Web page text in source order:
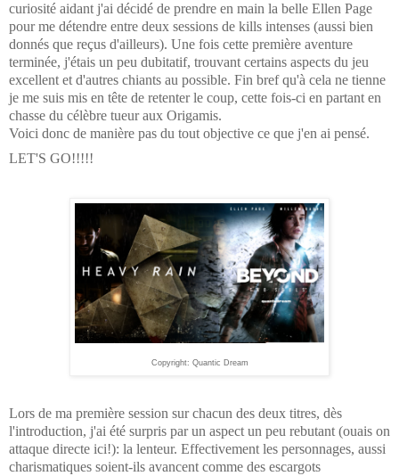
curiosité aidant j'ai décidé de prendre en main la belle Ellen Page
pour me détendre entre deux sessions de kills intenses (aussi bien
donnés que reçus d'ailleurs). Une fois cette première aventure
terminée, j'étais un peu dubitatif, trouvant certains aspects du jeu
excellent et d'autres chiants au possible. Fin bref qu'à cela ne tienne
je me suis mis en tête de retenter le coup, cette fois-ci en partant en
chasse du célèbre tueur aux Origamis.
Voici donc de manière pas du tout objective ce que j'en ai pensé.
LET'S GO!!!!!
Copyright: Quantic Dream
Lors de ma première session sur chacun des deux titres, dès
l'introduction, j'ai été surpris par un aspect un peu rebutant (ouais on
attaque directe ici!): la lenteur. Effectivement les personnages, aussi
charismatiques soient-ils avancent comme des escargots